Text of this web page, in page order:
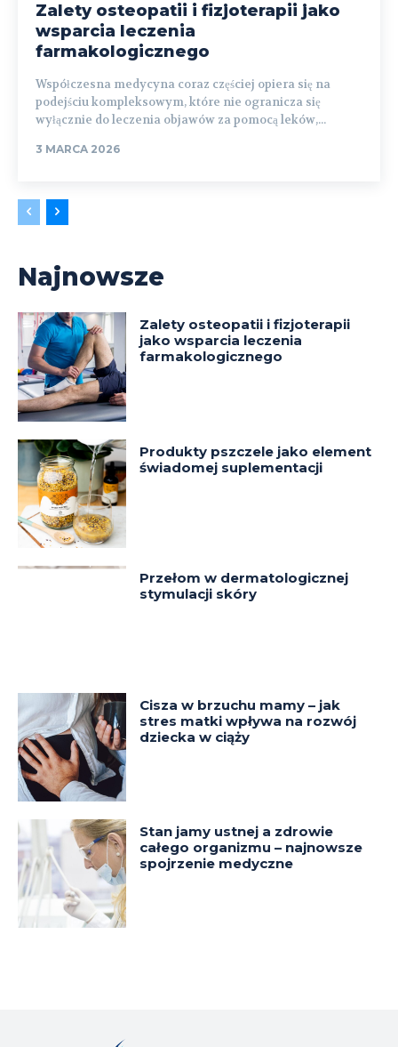
Zalety osteopatii i fizjoterapii jako
wsparcia leczenia
farmakologicznego
Współczesna medycyna coraz częściej opiera się na
podejściu kompleksowym, które nie ogranicza się
wyłącznie do leczenia objawów za pomocą leków,...
3 MARCA 2026
Najnowsze
Zalety osteopatii i fizjoterapii
jako wsparcia leczenia
farmakologicznego
Produkty pszczele jako element
świadomej suplementacji
Przełom w dermatologicznej
stymulacji skóry
Cisza w brzuchu mamy – jak
stres matki wpływa na rozwój
dziecka w ciąży
Stan jamy ustnej a zdrowie
całego organizmu – najnowsze
spojrzenie medyczne